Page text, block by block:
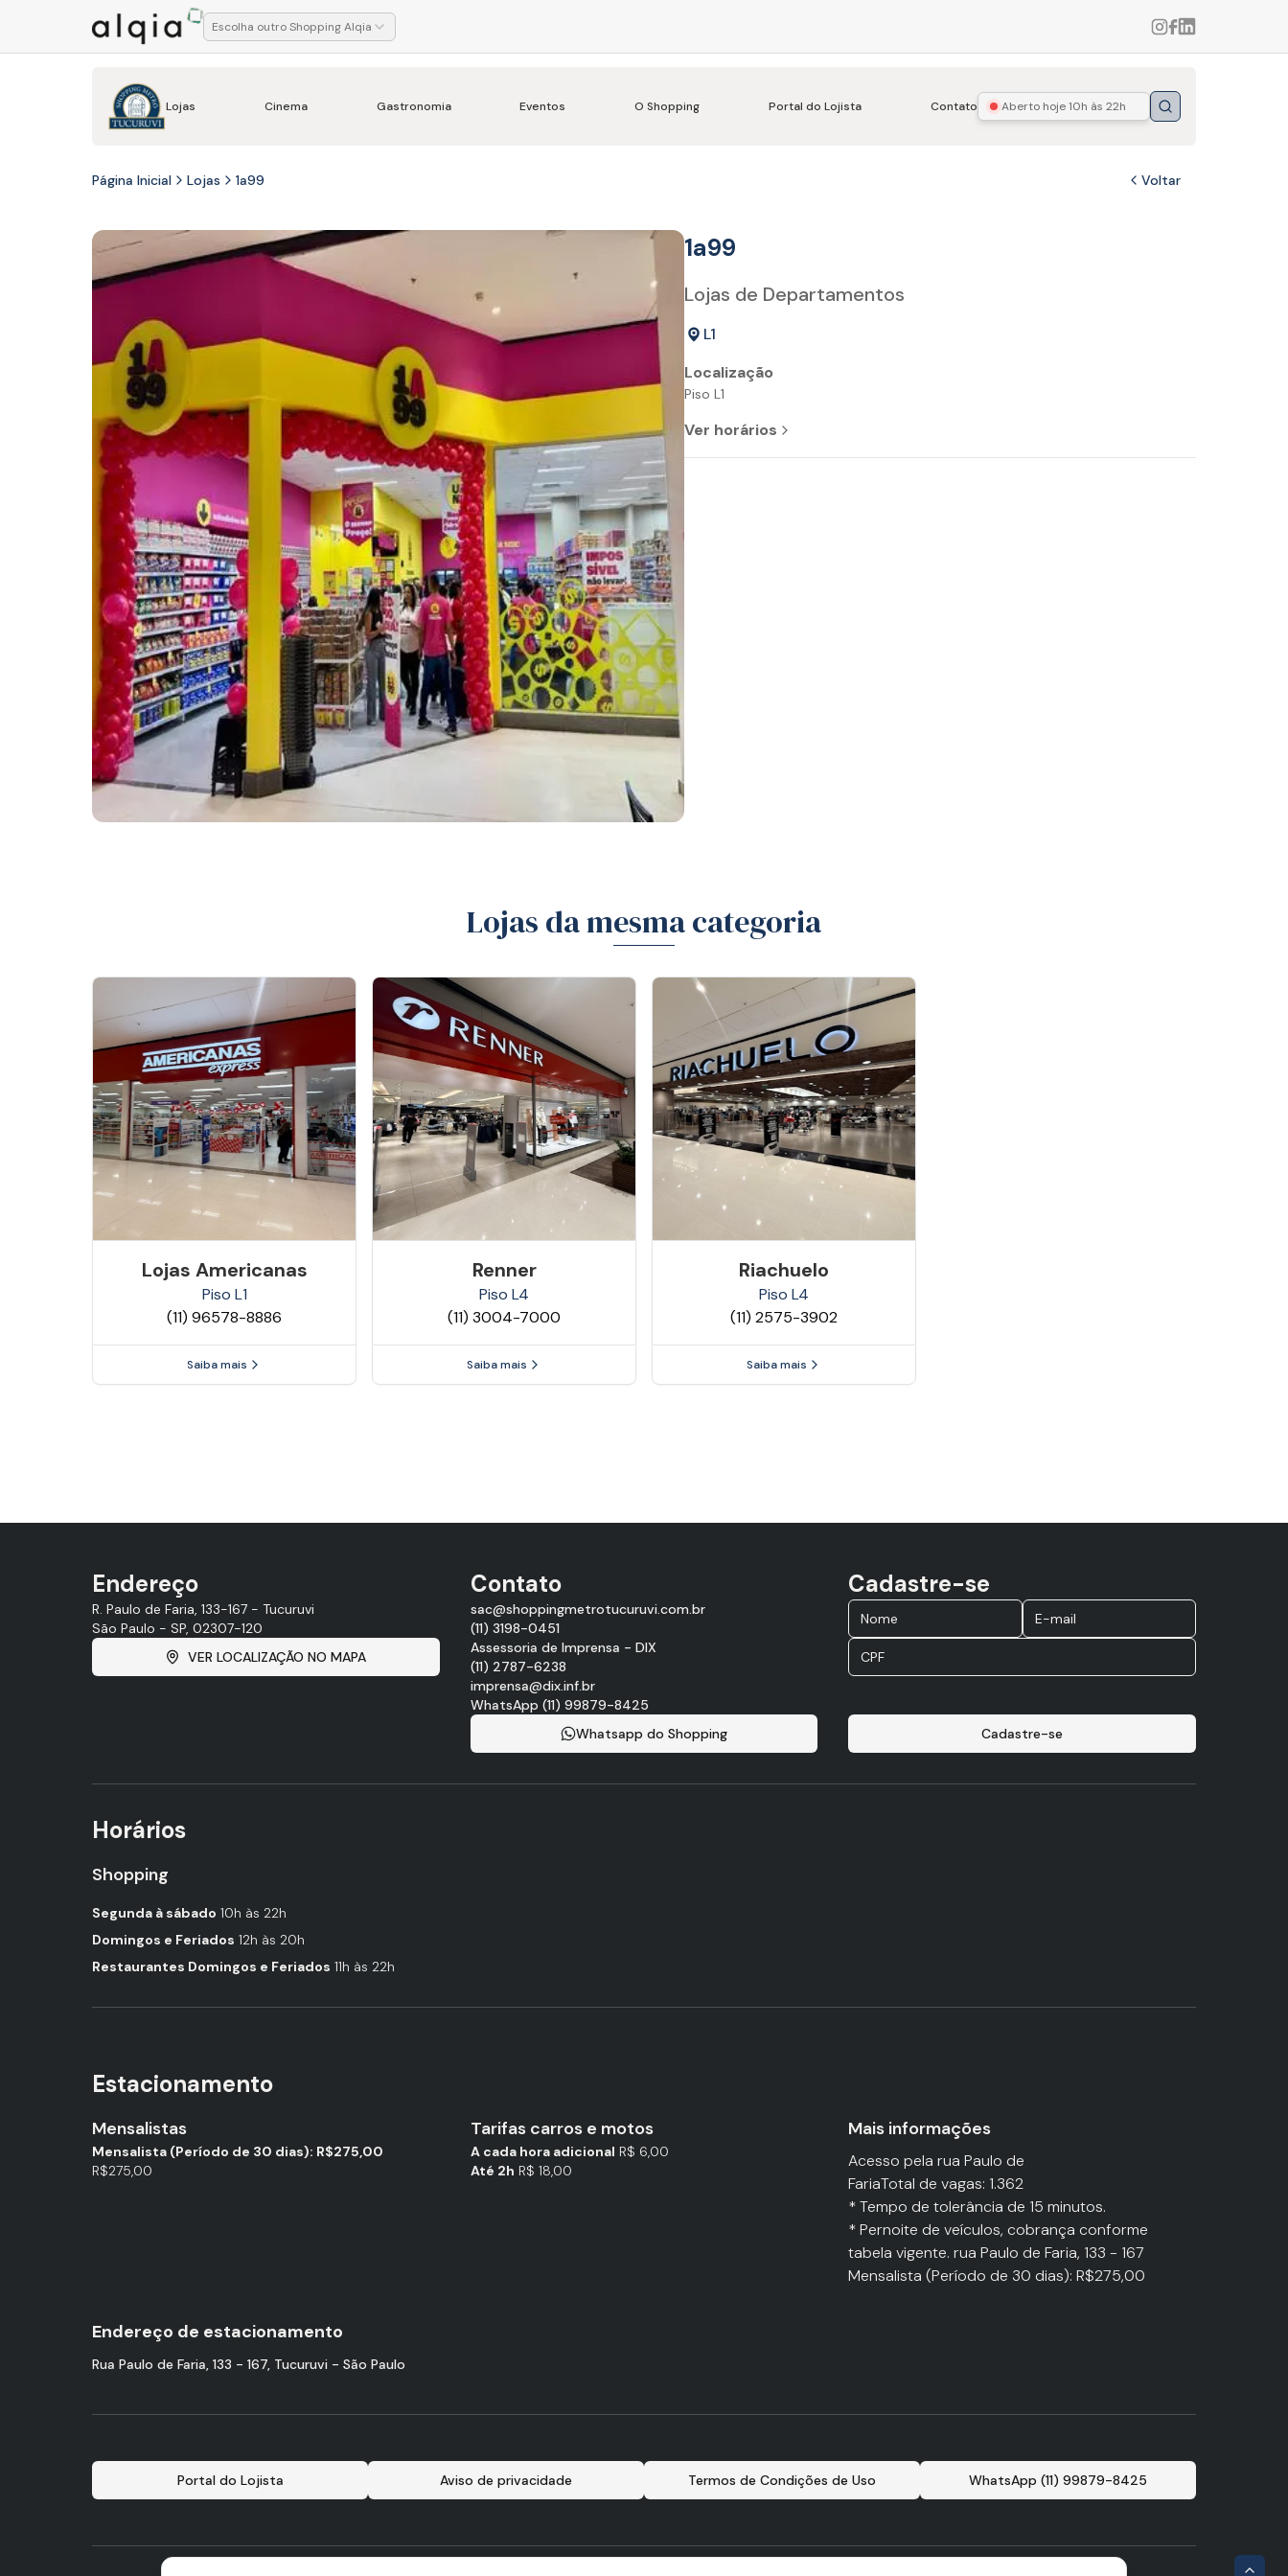
Escolha outro Shopping Alqia
Lojas Cinema Gastronomia Eventos O Shopping Portal do Lojista Contato Aberto hoje10h às 22h Buscar
Página Inicial Lojas 1a99 Voltar
1a99
Lojas de Departamentos
L1
Localização
Piso L1
Ver horários
Lojas da mesma categoria
Lojas Americanas
Piso L1
(11) 96578-8886
Saiba mais
Renner
Piso L4
(11) 3004-7000
Saiba mais
Riachuelo
Piso L4
(11) 2575-3902
Saiba mais
Endereço
R. Paulo de Faria, 133-167 - Tucuruvi
São Paulo - SP, 02307-120
VER LOCALIZAÇÃO NO MAPA
Contato
sac@shoppingmetrotucuruvi.com.br
(11) 3198-0451
Assessoria de Imprensa - DIX
(11) 2787-6238
imprensa@dix.inf.br
WhatsApp (11) 99879-8425
Whatsapp do Shopping
Cadastre-se
Cadastre-se
Horários
Shopping
Segunda à sábado 10h às 22h
Domingos e Feriados 12h às 20h
Restaurantes Domingos e Feriados 11h às 22h
Estacionamento
Mensalistas
Mensalista (Período de 30 dias): R$275,00
R$275,00
Tarifas carros e motos
A cada hora adicional R$ 6,00
Até 2h R$ 18,00
Mais informações
Acesso pela rua Paulo de
FariaTotal de vagas: 1.362
* Tempo de tolerância de 15 minutos.
* Pernoite de veículos, cobrança conforme
tabela vigente. rua Paulo de Faria, 133 - 167
Mensalista (Período de 30 dias): R$275,00
Endereço de estacionamento
Rua Paulo de Faria, 133 - 167, Tucuruvi - São Paulo
Portal do Lojista Aviso de privacidade Termos de Condições de Uso WhatsApp (11) 99879-8425